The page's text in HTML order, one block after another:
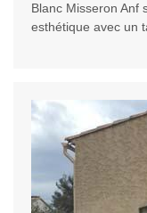
Blanc Misseron Anf
esthétique avec un